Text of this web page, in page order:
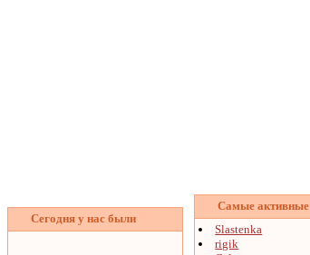
Сегодня у нас были
Самые активные
Slastenka
rigik